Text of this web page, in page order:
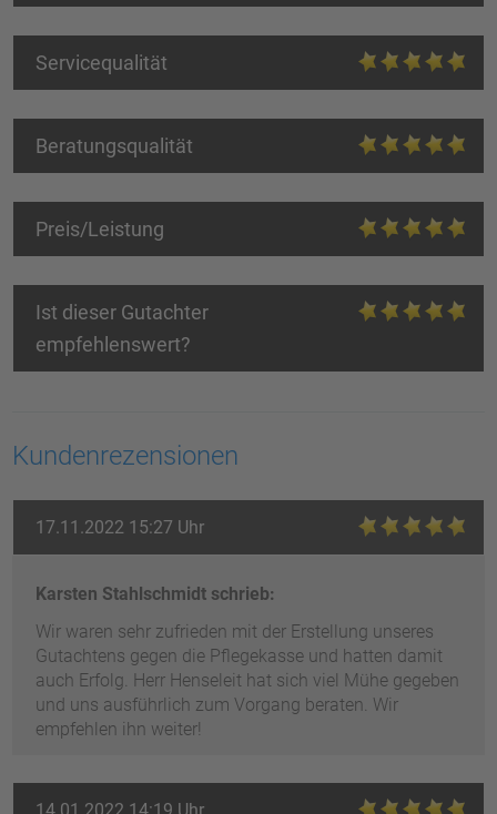
Servicequalität
Beratungsqualität
Preis/Leistung
Ist dieser Gutachter
empfehlenswert?
Kundenrezensionen
17.11.2022 15:27 Uhr
Karsten Stahlschmidt schrieb:
Wir waren sehr zufrieden mit der Erstellung unseres
Gutachtens gegen die Pflegekasse und hatten damit
auch Erfolg. Herr Henseleit hat sich viel Mühe gegeben
und uns ausführlich zum Vorgang beraten. Wir
empfehlen ihn weiter!
14.01.2022 14:19 Uhr